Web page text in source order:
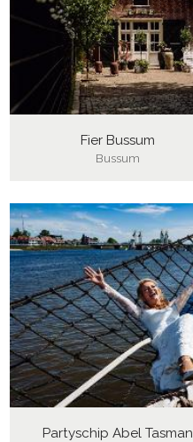
Fier Bussum
Bussum
Partyschip Abel Tasman